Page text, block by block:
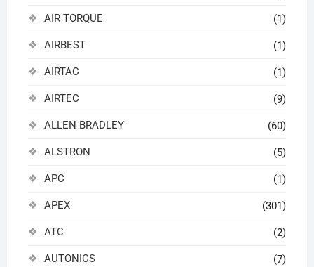
AIR TORQUE (1)
AIRBEST (1)
AIRTAC (1)
AIRTEC (9)
ALLEN BRADLEY (60)
ALSTRON (5)
APC (1)
APEX (301)
ATC (2)
AUTONICS (7)